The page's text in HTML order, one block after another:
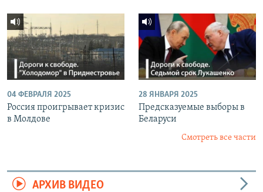
04 ФЕВРАЛЯ 2025
Россия проигрывает кризис
в Молдове
28 ЯНВАРЯ 2025
Предсказуемые выборы в
Беларуси
Смотреть все части
АРХИВ ВИДЕО